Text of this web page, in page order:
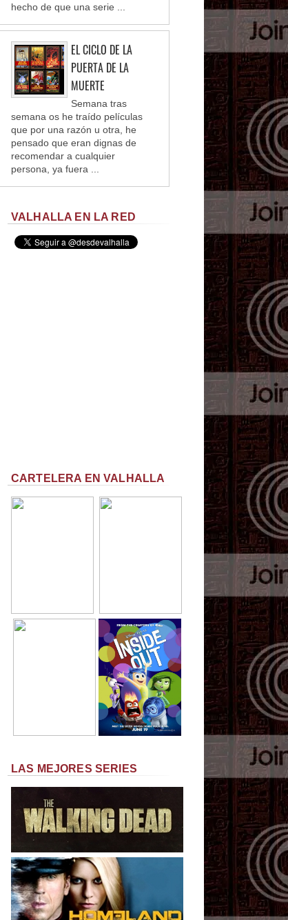
hecho de que una serie ...
EL CICLO DE LA
PUERTA DE LA
MUERTE
Semana tras
semana os he traído películas
que por una razón u otra, he
pensado que eran dignas de
recomendar a cualquier
persona, ya fuera ...
VALHALLA EN LA RED
CARTELERA EN VALHALLA
LAS MEJORES SERIES